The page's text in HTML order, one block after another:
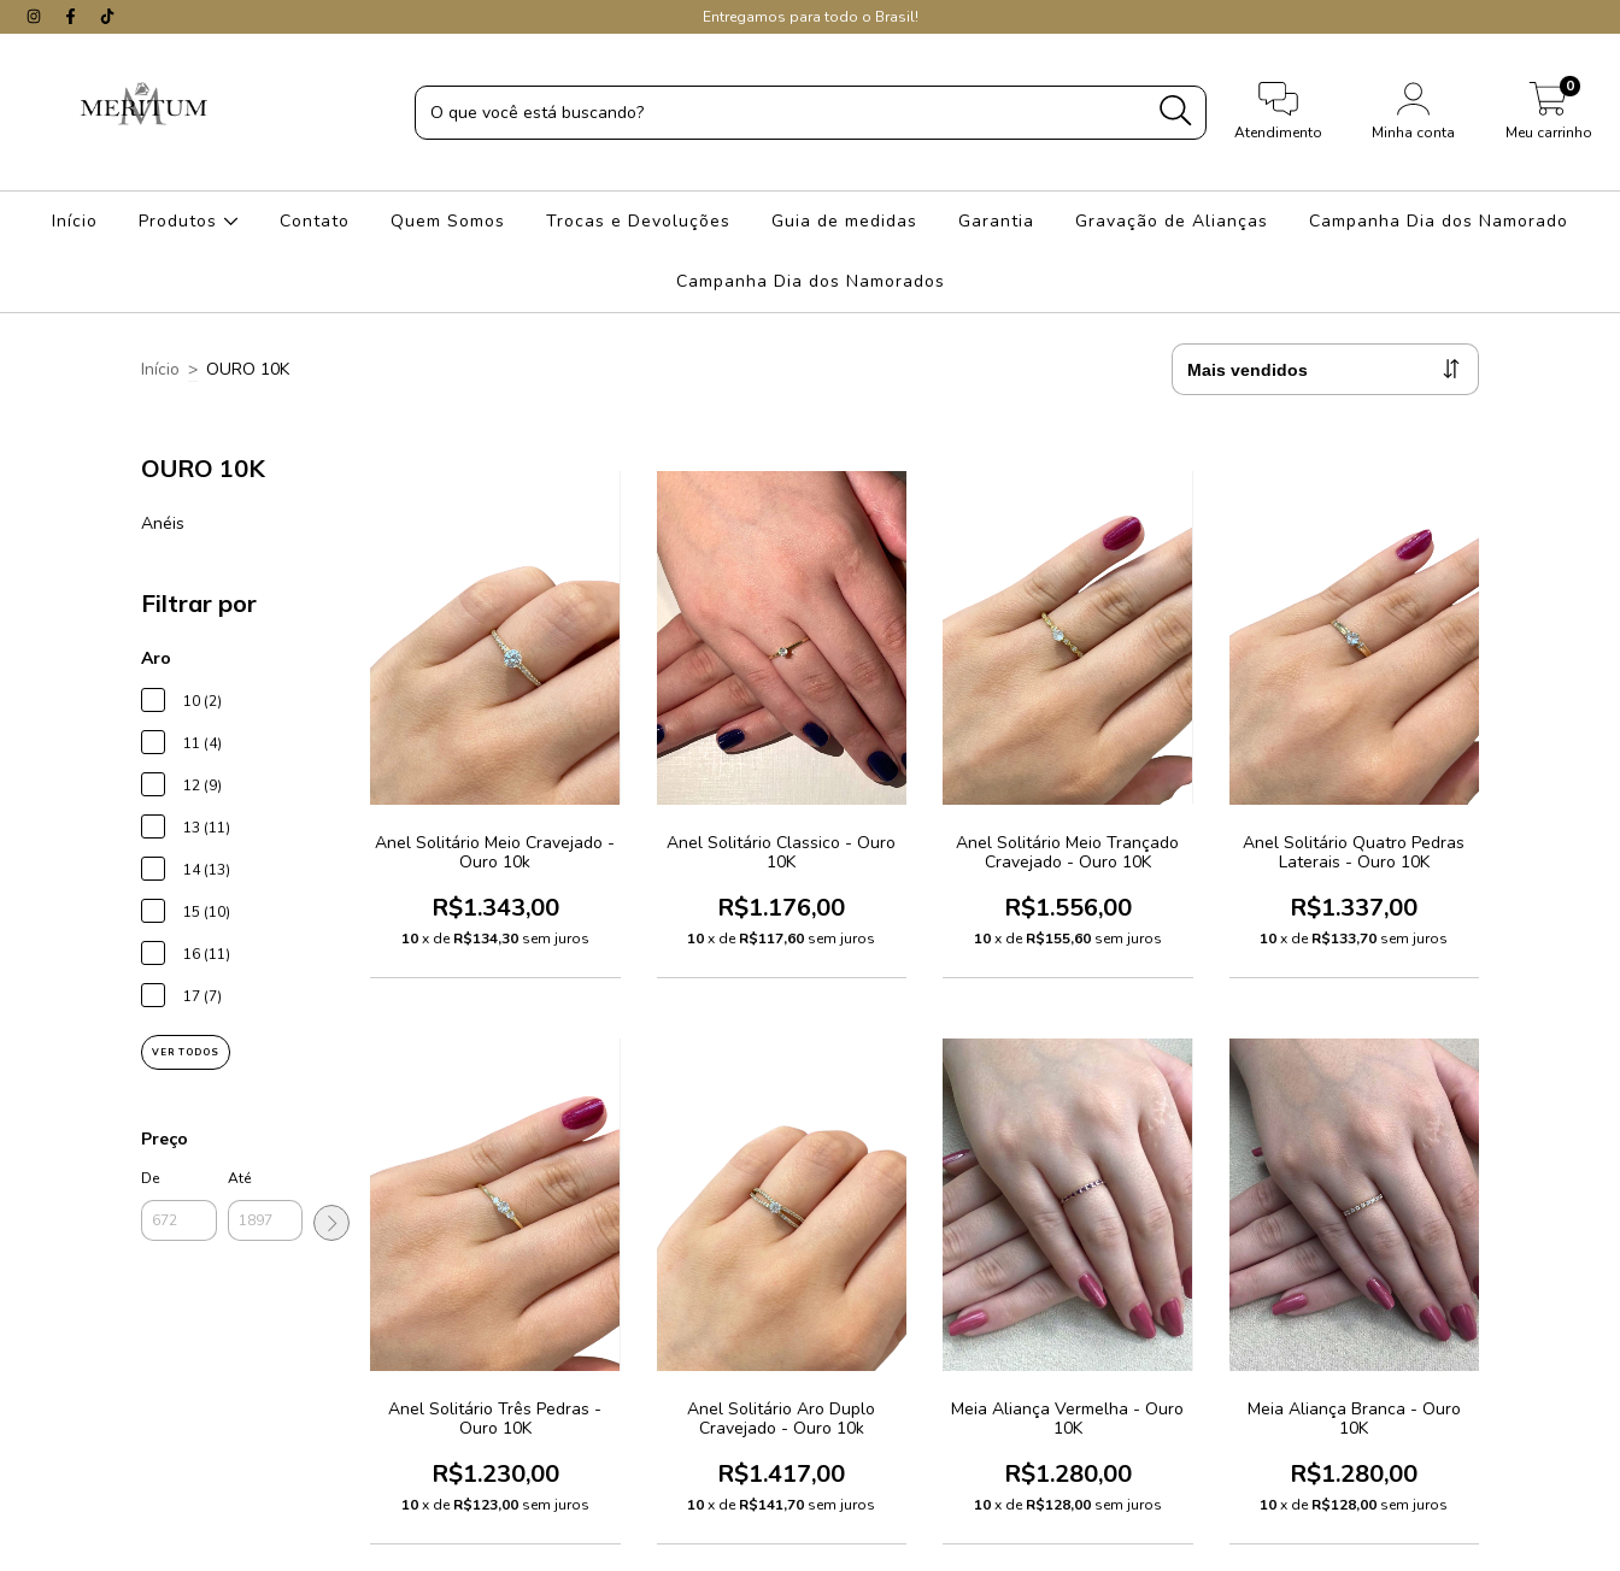
Entregamos para todo o Brasil!
Atendimento Minha conta Meu carrinho
0
Início Produtos Contato Quem Somos Trocas e Devoluções Guia de medidas Garantia Gravação de Alianças Campanha Dia dos Namorado
Campanha Dia dos Namorados
Início > OURO 10K
OURO 10K
Anéis
Filtrar por
Aro
10 (2)
11 (4)
12 (9)
13 (11)
14 (13)
15 (10)
16 (11)
17 (7)
VER TODOS
Preço
De Até
Anel Solitário Meio Cravejado -
Ouro 10k
R$1.343,00
10 x deR$134,30 sem juros
Anel Solitário Classico - Ouro
10K
R$1.176,00
10 x deR$117,60 sem juros
Anel Solitário Meio Trançado
Cravejado - Ouro 10K
R$1.556,00
10 x deR$155,60 sem juros
Anel Solitário Quatro Pedras
Laterais - Ouro 10K
R$1.337,00
10 x deR$133,70 sem juros
Anel Solitário Três Pedras -
Ouro 10K
R$1.230,00
10 x deR$123,00 sem juros
Anel Solitário Aro Duplo
Cravejado - Ouro 10k
R$1.417,00
10 x deR$141,70 sem juros
Meia Aliança Vermelha - Ouro
10K
R$1.280,00
10 x deR$128,00 sem juros
Meia Aliança Branca - Ouro
10K
R$1.280,00
10 x deR$128,00 sem juros